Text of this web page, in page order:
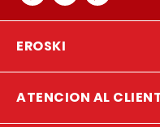
EROSKI
ATENCION AL